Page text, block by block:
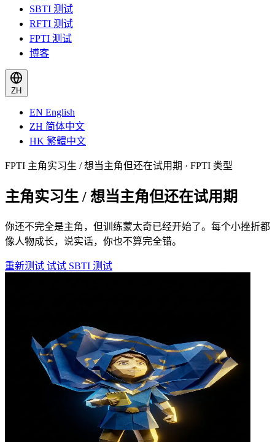
SBTI 测试
RFTI 测试
FPTI 测试
博客
ZH
EN English
ZH 简体中文
HK 繁體中文
FPTI 主角实习生 / 想当主角但还在试用期 · FPTI 类型
主角实习生 / 想当主角但还在试用期
你还不完全是主角，但训练蒙太奇已经开始了。每个小挫折都
像人物成长，说实话，你也不算完全错。
重新测试 试试 SBTI 测试